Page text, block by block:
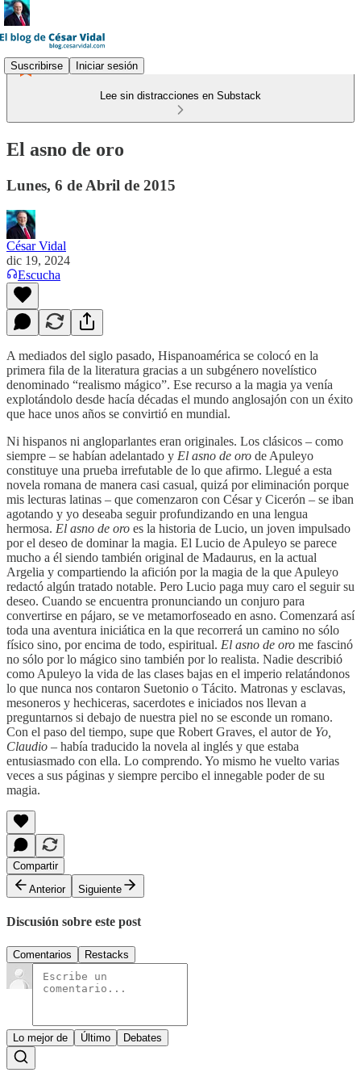
Suscribirse Iniciar sesión
Lee sin distracciones en Substack
El asno de oro
Lunes, 6 de Abril de 2015
César Vidal
dic 19, 2024
Escucha
A mediados del siglo pasado, Hispanoamérica se colocó en la
primera fila de la literatura gracias a un subgénero novelístico
denominado “realismo mágico”. Ese recurso a la magia ya venía
explotándolo desde hacía décadas el mundo anglosajón con un éxito
que hace unos años se convirtió en mundial.
​Ni hispanos ni angloparlantes eran originales. Los clásicos – como
siempre – se habían adelantado y El asno de oro de Apuleyo
constituye una prueba irrefutable de lo que afirmo. Llegué a esta
novela romana de manera casi casual, quizá por eliminación porque
mis lecturas latinas – que comenzaron con César y Cicerón – se iban
agotando y yo deseaba seguir profundizando en una lengua
hermosa. El asno de oro es la historia de Lucio, un joven impulsado
por el deseo de dominar la magia. El Lucio de Apuleyo se parece
mucho a él siendo también original de Madaurus, en la actual
Argelia y compartiendo la afición por la magia de la que Apuleyo
redactó algún tratado notable. Pero Lucio paga muy caro el seguir su
deseo. Cuando se encuentra pronunciando un conjuro para
convertirse en pájaro, se ve metamorfoseado en asno. Comenzará así
toda una aventura iniciática en la que recorrerá un camino no sólo
físico sino, por encima de todo, espiritual. El asno de oro me fascinó
no sólo por lo mágico sino también por lo realista. Nadie describió
como Apuleyo la vida de las clases bajas en el imperio relatándonos
lo que nunca nos contaron Suetonio o Tácito. Matronas y esclavas,
mesoneros y hechiceras, sacerdotes e iniciados nos llevan a
preguntarnos si debajo de nuestra piel no se esconde un romano.
Con el paso del tiempo, supe que Robert Graves, el autor de Yo,
Claudio – había traducido la novela al inglés y que estaba
entusiasmado con ella. Lo comprendo. Yo mismo he vuelto varias
veces a sus páginas y siempre percibo el innegable poder de su
magia.
Compartir
Anterior
Siguiente
Discusión sobre este post
Comentarios Restacks
Lo mejor de Último Debates